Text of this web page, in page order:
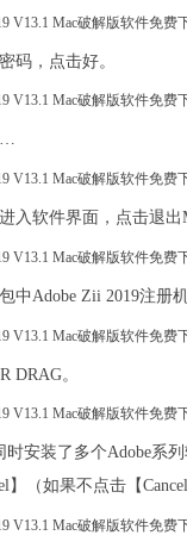
码，点击好。
入软件界面，点击退出
中Adobe Zii 2019注册机
DRAG。
时安装了多个Adobe系
】（如果不点击【